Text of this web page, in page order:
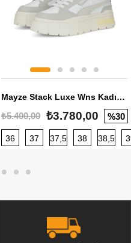
40 40,5 41 42 42,5
Mayze Stack Luxe Wns Kadın Sneaker
₺5.400,00 ₺3.780,00 %30
36 37 37,5 38 38,5